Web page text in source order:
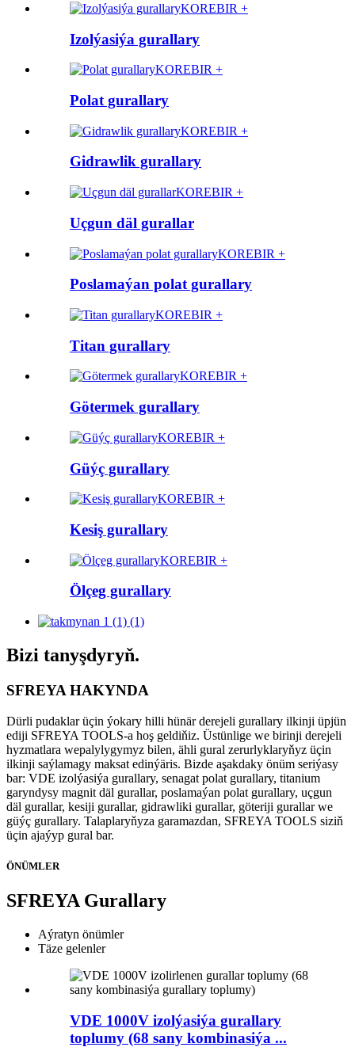
KOREBIR +
Izolýasiýa gurallary
KOREBIR +
Polat gurallary
KOREBIR +
Gidrawlik gurallary
KOREBIR +
Uçgun däl gurallar
KOREBIR +
Poslamaýan polat gurallary
KOREBIR +
Titan gurallary
KOREBIR +
Götermek gurallary
KOREBIR +
Güýç gurallary
KOREBIR +
Kesiş gurallary
KOREBIR +
Ölçeg gurallary
Bizi tanyşdyryň.
SFREYA HAKYNDA
Dürli pudaklar üçin ýokary hilli hünär derejeli gurallary ilkinji üpjün
ediji SFREYA TOOLS-a hoş geldiňiz. Üstünlige we birinji derejeli
hyzmatlara wepalylygymyz bilen, ähli gural zerurlyklaryňyz üçin
ilkinji saýlamagy maksat edinýäris. Bizde aşakdaky önüm seriýasy
bar: VDE izolýasiýa gurallary, senagat polat gurallary, titanium
garyndysy magnit däl gurallar, poslamaýan polat gurallary, uçgun
däl gurallar, kesiji gurallar, gidrawliki gurallar, göteriji gurallar we
güýç gurallary. Talaplaryňyza garamazdan, SFREYA TOOLS siziň
üçin ajaýyp gural bar.
ÖNÜMLER
SFREYA Gurallary
Aýratyn önümler
Täze gelenler
VDE 1000V izolýasiýa gurallary
toplumy (68 sany kombinasiýa ...